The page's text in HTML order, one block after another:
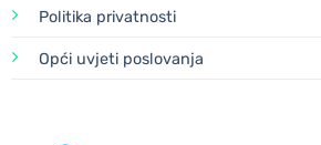
Politika privatnosti
Opći uvjeti poslovanja